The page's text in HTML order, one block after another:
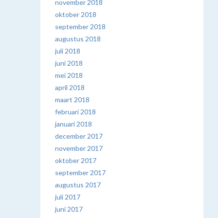
november 2018
oktober 2018
september 2018
augustus 2018
juli 2018
juni 2018
mei 2018
april 2018
maart 2018
februari 2018
januari 2018
december 2017
november 2017
oktober 2017
september 2017
augustus 2017
juli 2017
juni 2017